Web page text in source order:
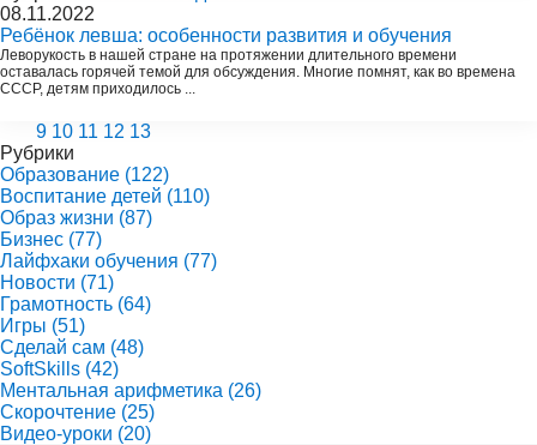
08.11.2022
Ребёнок левша: особенности развития и обучения
Леворукость в нашей стране на протяжении длительного времени
оставалась горячей темой для обсуждения. Многие помнят, как во времена
СССР, детям приходилось ...
9 10 11 12 13
Рубрики
Образование (122)
Воспитание детей (110)
Образ жизни (87)
Бизнес (77)
Лайфхаки обучения (77)
Новости (71)
Грамотность (64)
Игры (51)
Сделай сам (48)
SoftSkills (42)
Ментальная арифметика (26)
Скорочтение (25)
Видео-уроки (20)